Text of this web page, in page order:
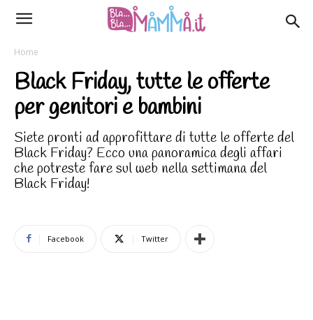
Home
Black Friday, tutte le offerte
per genitori e bambini
Siete pronti ad approfittare di tutte le offerte del
Black Friday? Ecco una panoramica degli affari
che potreste fare sul web nella settimana del
Black Friday!
Facebook Twitter